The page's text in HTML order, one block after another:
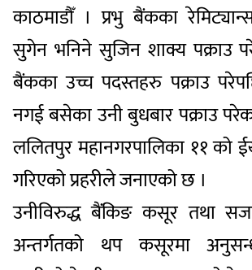
काठमाडौँ । प्रभु बैंकका
सुगेन भनिने सुजिन शाक्य पक्राउ
बैंकका उच्च पदस्तहरु पक्राउ
नगई बसेका उनी बुधबार पक्राउ
ललितपुर महानगरपालिका ११ को
गरिएको प्रहरीले जनाएको छ ।
उनीविरुद्ध बैंकिङ कसूर तथा
अन्तर्गतको थप कसूरमा